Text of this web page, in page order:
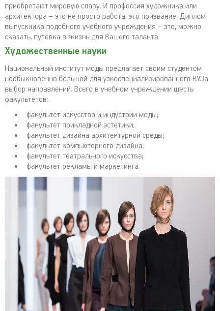
приобретают мировую славу. И профессия художника или
архитектора – это не просто работа, это призвание. Диплом
выпускника подобного учебного учреждения – это, можно
сказать, путёвка в жизнь для Вашего таланта.
Художественные науки
Национальный институт моды предлагает своим студентом
необыкновенно большой для узкоспециализированного ВУЗа
выбор направлений. Всего в учебном учреждении шесть
факультетов:
факультет искусства и индустрии моды;
факультет прикладной эстетики;
факультет дизайна архитектурной среды;
факультет компьютерного дизайна;
факультет театрального искусства;
факультет рекламы и маркетинга.